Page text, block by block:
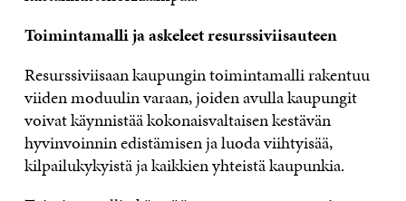
Toimintamalli ja askeleet resurssiviisauteen
Resurssiviisaan kaupungin toimintamalli rakentuu
viiden moduulin varaan, joiden avulla kaupungit
voivat käynnistää kokonaisvaltaisen kestävän
hyvinvoinnin edistämisen ja luoda viihtyisää,
kilpailukykyistä ja kaikkien yhteistä kaupunkia.